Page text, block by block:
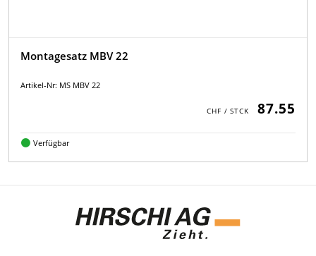
Montagesatz MBV 22
Artikel-Nr: MS MBV 22
87.55
Verfügbar